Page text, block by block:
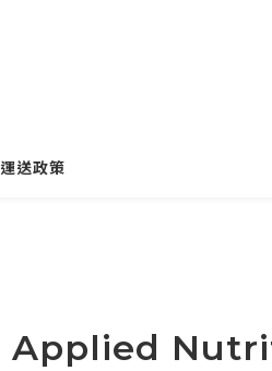
運送政策
Applied